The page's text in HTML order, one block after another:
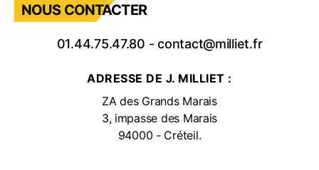
NOUS CONTACTER
01.44.75.47.80 -contact@milliet.fr
ADRESSE DE J. MILLIET :
ZA des Grands Marais
3, impasse des Marais
94000 - Créteil.